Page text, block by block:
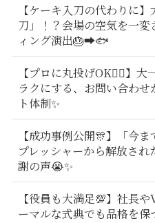
【ケーキ入刀の代わりに
刀」！？会場の空気を一
ィング演出🎂➡️🐟
【プロに丸投げOK🙆‍♂️】
ラクにする、お問い合わ
ト体制✨
【成功事例公開🎊】「今
プレッシャーから解放さ
謝の声😭✨
【役員も大満足💯】社長
ーマルな式典でも品格を